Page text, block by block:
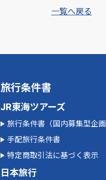
一覧へ戻る
旅行条件書
JR東海ツアーズ
旅行条件書（国内募集型企画
手配旅行条件書
特定商取引法に基づく表示
日本旅行